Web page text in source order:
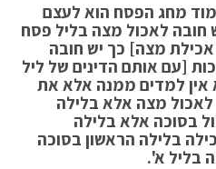
מחג הפסח הוא לעצם
לאכול מצה בליל פסח
מצה] כך יש חובה
[עם אותם הדינים של ליל
למדים ממנה אלא את
מצה אלא בלילה
בסוכה אלא בלילה
בלילה הראשון בסוכה
בליל א'.